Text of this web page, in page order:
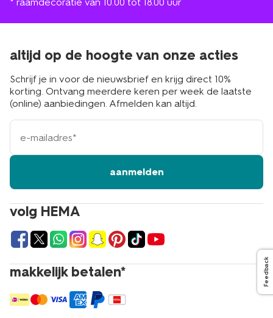
volg HEMA
makkelijk betalen*
altijd op de hoogte van onze acties
Schrijf je in voor de nieuwsbrief en krijg direct 10%
korting. Ontvang meerdere keren per week de laatste
(online) aanbiedingen. Afmelden kan altijd.
e-
mailadres
aanmelden
Feedback